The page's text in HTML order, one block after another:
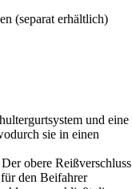
(separat erhältlich)
und eine
sie in einen
obere Reißverschluss
den Beifahrer